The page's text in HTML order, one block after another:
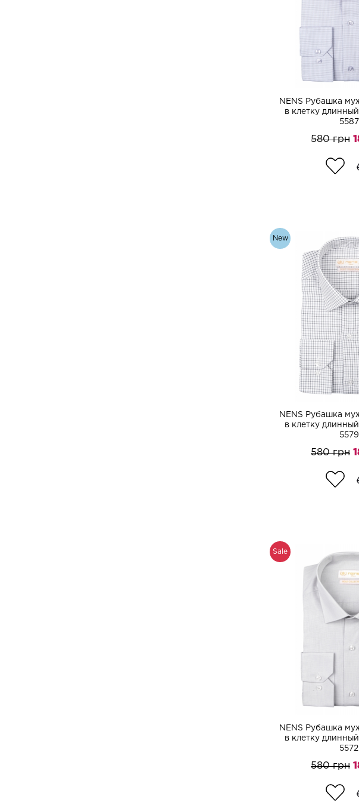
NENS Рубашка
в клетку
580 грн
New
NENS Рубашка
в клетку
580 грн
Sale
NENS Рубашка
в клетку
580 грн